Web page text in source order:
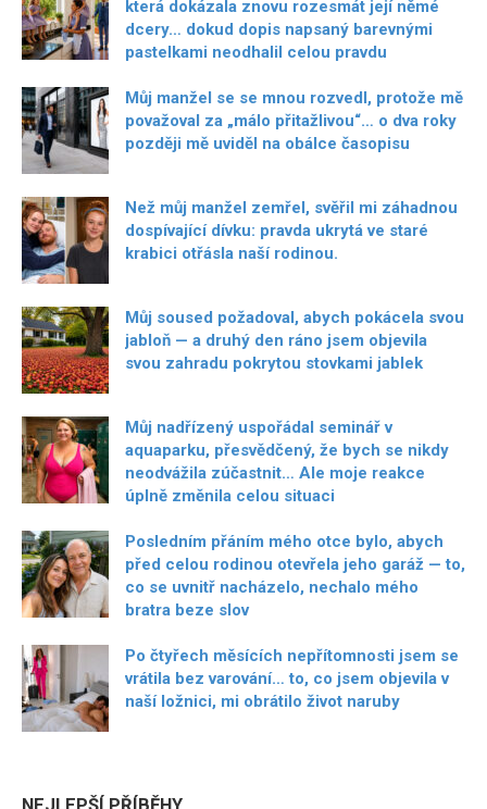
která dokázala znovu rozesmát její němé
dcery… dokud dopis napsaný barevnými
pastelkami neodhalil celou pravdu
Můj manžel se se mnou rozvedl, protože mě
považoval za „málo přitažlivou“… o dva roky
později mě uviděl na obálce časopisu
Než můj manžel zemřel, svěřil mi záhadnou
dospívající dívku: pravda ukrytá ve staré
krabici otřásla naší rodinou.
Můj soused požadoval, abych pokácela svou
jabloň — a druhý den ráno jsem objevila
svou zahradu pokrytou stovkami jablek
Můj nadřízený uspořádal seminář v
aquaparku, přesvědčený, že bych se nikdy
neodvážila zúčastnit… Ale moje reakce
úplně změnila celou situaci
Posledním přáním mého otce bylo, abych
před celou rodinou otevřela jeho garáž — to,
co se uvnitř nacházelo, nechalo mého
bratra beze slov
Po čtyřech měsících nepřítomnosti jsem se
vrátila bez varování… to, co jsem objevila v
naší ložnici, mi obrátilo život naruby